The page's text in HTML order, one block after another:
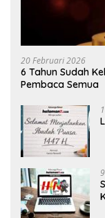
20 Februari 2026
6 Tahun Sudah
Pembaca Semua